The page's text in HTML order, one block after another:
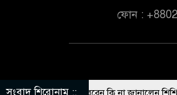
ফোন :
সংবাদ শিরোনাম ::